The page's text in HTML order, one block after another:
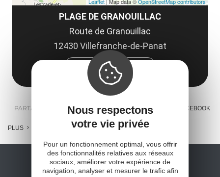
PLAGE DE GRANOUILLAC
Route de Granouillac
12430 Villefranche-de-Panat
Obtenir l'itinéraire
PARTAGER : E-MAIL MESSENGER FACEBOOK
PLUS
Nous respectons
votre vie privée
Pour un fonctionnement optimal, vous offrir
des fonctionnalités relatives aux réseaux
sociaux, améliorer votre expérience de
navigation, analyser et mesurer le trafic afin